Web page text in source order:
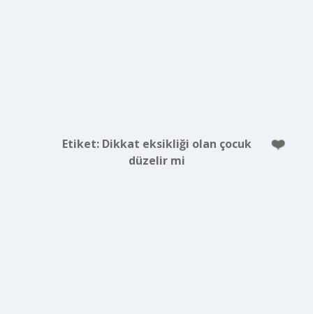
Etiket: Dikkat eksikliği olan çocuk
düzelir mi